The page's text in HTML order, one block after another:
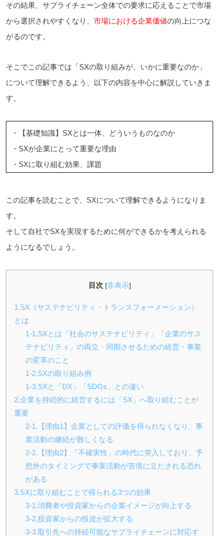
その結果、サプライチェーン全体での要求に応えることで市場
から選択されやすくなり、 市場における企業価値の向上につな
がるのです。
そこでこの記事では「SXの取り組みが、いかに重要なのか」
について理解できるよう、以下の内容を中心に解説していきま
す。
・【基礎知識】SXとは一体、どういうものなのか
・SXが企業にとって重要な理由
・SXに取り組む効果、課題
この記事を読むことで、SXについて理解できるようになりま
す。
そして自社でSXを実現するために何ができるかを考えられる
ようになるでしょう。
目次 [非表示]
1.SX（サステナビリティ・トランスフォーメーション）
とは
1-1.SXとは「社会のサステナビリティ」「企業のサス
テナビリティ」の両立・同期させるための経営・事業
の変革のこと
1-2.SXの取り組み例
1-3.SXと「DX」「SDGs」との違い
2.企業を持続的に経営するには「SX」へ取り組むことが
重要
2-1.【理由1】企業としての評価を得られなくなり、事
業活動の継続が難しくなる
2-2.【理由2】「不確実性」の時代に突入しており、予
想外のタイミングで事業活動が苦境に立たされる恐れ
がある
3.SXに取り組むことで得られる3つの効果
3-1.消費者や投資家からの企業イメージが向上する
3-2.投資家からの投資が拡大する
3-3.取引先への持続可能なサプライチェーンに対応す